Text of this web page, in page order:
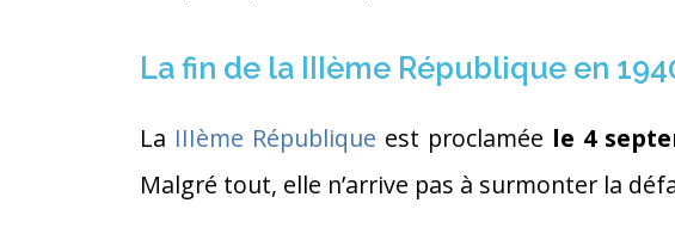
La fin de la IIIème République en
La IIIème République est proclamée le 4
Malgré tout, elle n’arrive pas à surmonter la